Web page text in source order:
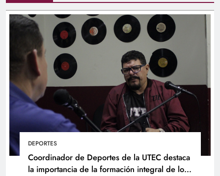
DEPORTES
Coordinador de Deportes de la UTEC destaca
la importancia de la formación integral de los